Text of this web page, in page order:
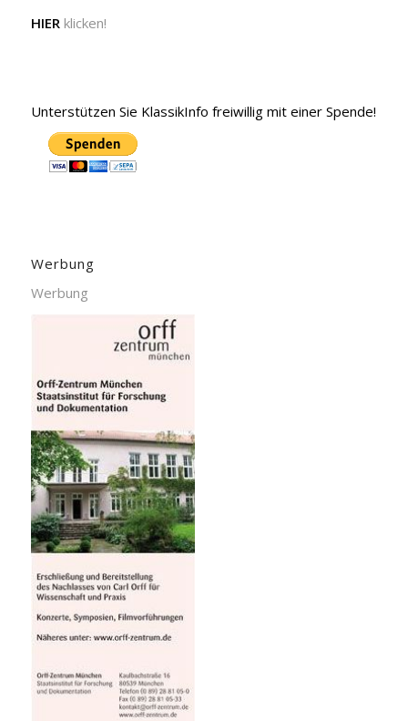
HIER klicken!
Unterstützen Sie KlassikInfo freiwillig mit einer Spende!
Werbung
Werbung